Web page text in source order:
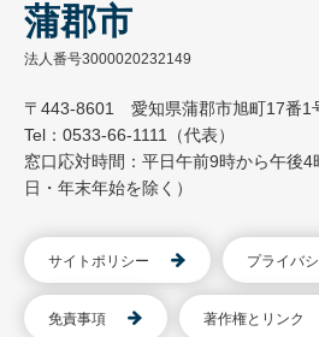
蒲郡市
法人番号3000020232149
〒443-8601 愛知県蒲郡市旭町17番1
Tel：0533-66-1111（代表）
窓口応対時間：平日午前9時から午後
日・年末年始を除く）
サイトポリシー プライバ
免責事項 著作権とリンク